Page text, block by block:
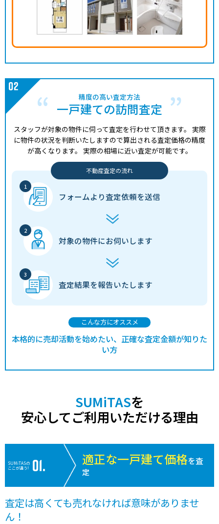
精度の高い査定方法
一戸建ての訪問査定
スタッフが対象の物件に伺って査定を行わせて頂きます。 実際
に物件の状況を判断いたしますので算出される査定価格の精度
が高くなります。 実際の相場に近い査定が可能です。
不動産査定の流れ
フォームより査定依頼を送信
対象の物件にお伺いします
査定結果を報告いたします
こんな方にオススメ
本格的に売却活動を始めたい、正確な査定金額が知りた
い方
SUMiTASを
安心してご利用いただける理由
SUMiTASの
ここが違う!
適正な一戸建て価格を査
定
査定は高くても売れなければ意味がありませ
ん！